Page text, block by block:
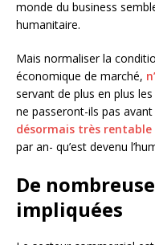
monde du business
humanitaire.
Mais normaliser la
économique de marché,
servant de plus en plus
ne passeront-ils pas
désormais très rentable
par an- qu’est devenu
De
impliquées